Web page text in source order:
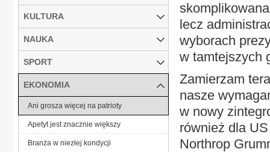
lecz
wyborach
w tamtejszych
Zamierzam
nasze
w nowy
również dla
Northrop
KULTURA
NAUKA
SPORT
EKONOMIA
Ani grosza więcej na patrioty
Apetyt jest znacznie większy
Branża w niezłej kondycji